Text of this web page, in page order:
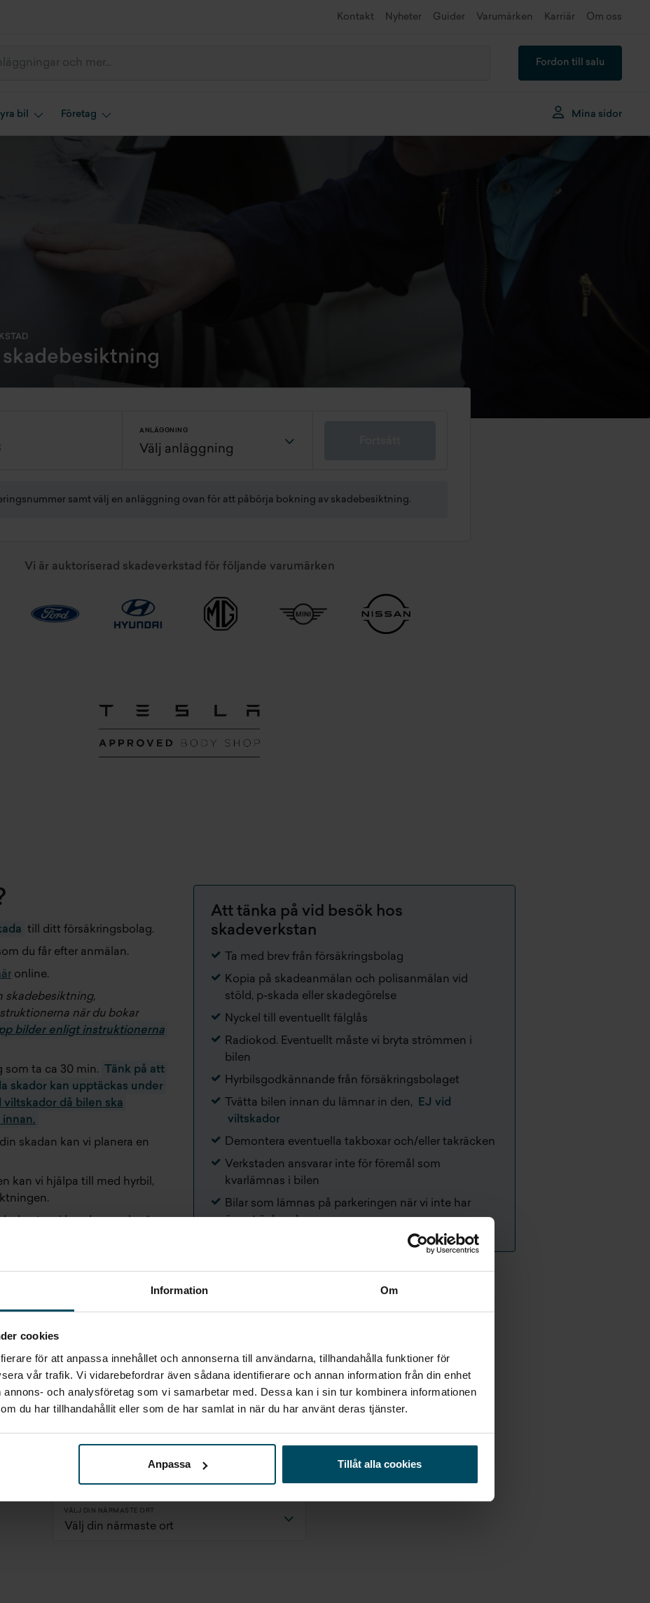
Information Om
cookies
för att anpassa innehållet och annonserna till användarna, tillhandahålla funktioner för
vår trafik. Vi vidarebefordrar även sådana identifierare och annan information från din enhet
och analysföretag som vi samarbetar med. Dessa kan i sin tur kombinera informationen
du har tillhandahållit eller som de har samlat in när du har använt deras tjänster.
Anpassa Tillåt alla cookies
Kontakt Nyheter Guider Varumärken Karriär Om oss
Fordon till salu
bil Företag Mina sidor
ANLÄGGNING
samt välj en anläggning ovan för att påbörja bokning av skadebesiktning.
Vi är auktoriserad skadeverkstad för följande varumärken
till ditt försäkringsbolag.
du får efter anmälan.
online.
skadebesiktning,
när du bokar
bilder enligt instruktionerna
som ta ca 30 min.
Tänk på att
skador kan upptäckas under
viltskador då bilen ska
skadan kan vi planera en
kan vi hjälpa till med hyrbil,
tar vi hand om och när
om att hämta den.
kan vara säker på att alla
fortfarande gäller.
Att tänka på vid besök hos
skadeverkstan
Ta med brev från försäkringsbolag
Kopia på skadeanmälan och polisanmälan vid
stöld, p-skada eller skadegörelse
Nyckel till eventuellt fälglås
Radiokod. Eventuellt måste vi bryta strömmen i
bilen
Hyrbilsgodkännande från försäkringsbolaget
Tvätta bilen innan du lämnar in den,
EJ vid
viltskador
Demontera eventuella takboxar och/eller takräcken
Verkstaden ansvarar inte för föremål som
kvarlämnas i bilen
Bilar som lämnas på parkeringen när vi inte har
öppet är kundens ansvar
du hjälp med med att boka
skadeverkstad?
Kontakta Skadeverkstad
VÄLJ DIN NÄRMASTE ORT